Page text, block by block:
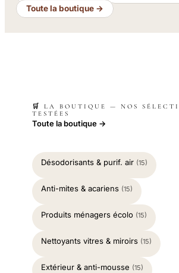
Toute la boutique →
🛒 LA BOUTIQUE — NOS
TESTÉES
Toute la boutique →
Désodorisants & purif. air (15)
Anti-mites & acariens (15)
Produits ménagers écolo (15)
Nettoyants vitres & miroirs (15)
Extérieur & anti-mousse (15)